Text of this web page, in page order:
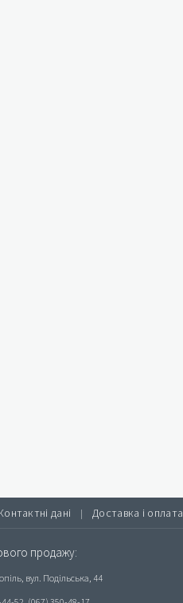
дані | Доставка і оплата
продажу:
вул. Подільська, 44